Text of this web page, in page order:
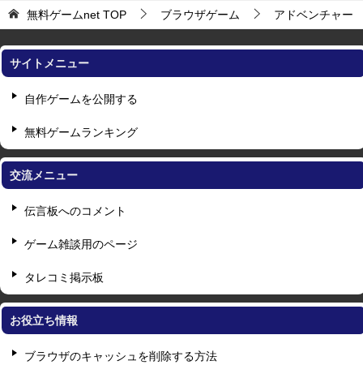
無料ゲームnet TOP ブラウザゲーム アドベンチャー
サイトメニュー
自作ゲームを公開する
無料ゲームランキング
交流メニュー
伝言板へのコメント
ゲーム雑談用のページ
タレコミ掲示板
お役立ち情報
ブラウザのキャッシュを削除する方法